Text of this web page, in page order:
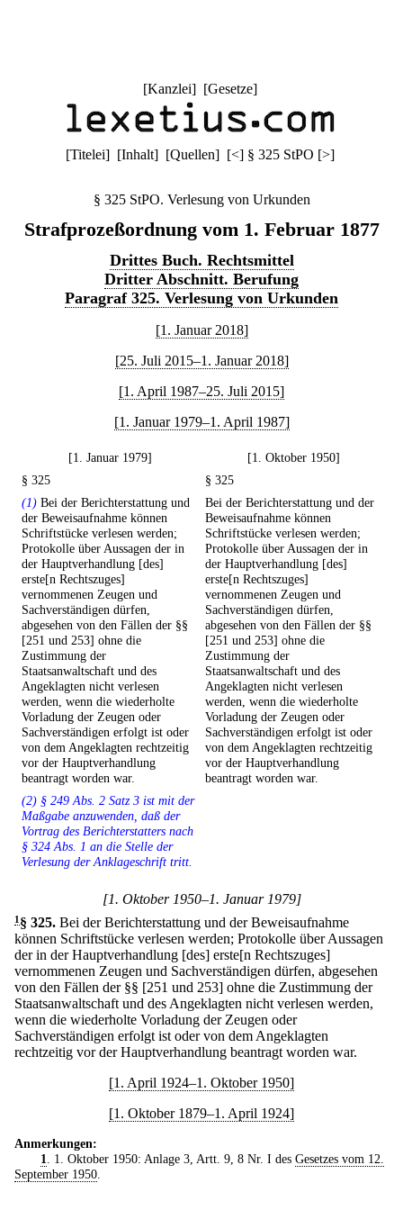
[Kanzlei] [Gesetze]
[Titelei] [Inhalt] [Quellen] [<] § 325 StPO [>]
§ 325 StPO. Verlesung von Urkunden
Strafprozeßordnung vom 1. Februar 1877
Drittes Buch. Rechtsmittel
Dritter Abschnitt. Berufung
Paragraf 325. Verlesung von Urkunden
[1. Januar 2018]
[25. Juli 2015–1. Januar 2018]
[1. April 1987–25. Juli 2015]
[1. Januar 1979–1. April 1987]
[1. Januar 1979]
[1. Oktober 1950]
§ 325
§ 325
(1) Bei der Berichterstattung und
der Beweisaufnahme können
Schriftstücke verlesen werden;
Protokolle über Aussagen der in
der Hauptverhandlung [des]
erste[n Rechtszuges]
vernommenen Zeugen und
Sachverständigen dürfen,
abgesehen von den Fällen der §§
[251 und 253] ohne die
Zustimmung der
Staatsanwaltschaft und des
Angeklagten nicht verlesen
werden, wenn die wiederholte
Vorladung der Zeugen oder
Sachverständigen erfolgt ist oder
von dem Angeklagten rechtzeitig
vor der Hauptverhandlung
beantragt worden war.
Bei der Berichterstattung und der
Beweisaufnahme können
Schriftstücke verlesen werden;
Protokolle über Aussagen der in
der Hauptverhandlung [des]
erste[n Rechtszuges]
vernommenen Zeugen und
Sachverständigen dürfen,
abgesehen von den Fällen der §§
[251 und 253] ohne die
Zustimmung der
Staatsanwaltschaft und des
Angeklagten nicht verlesen
werden, wenn die wiederholte
Vorladung der Zeugen oder
Sachverständigen erfolgt ist oder
von dem Angeklagten rechtzeitig
vor der Hauptverhandlung
beantragt worden war.
(2) § 249 Abs. 2 Satz 3 ist mit der
Maßgabe anzuwenden, daß der
Vortrag des Berichterstatters nach
§ 324 Abs. 1 an die Stelle der
Verlesung der Anklageschrift tritt.
[1. Oktober 1950–1. Januar 1979]
1§ 325. Bei der Berichterstattung und der Beweisaufnahme
können Schriftstücke verlesen werden; Protokolle über Aussagen
der in der Hauptverhandlung [des] erste[n Rechtszuges]
vernommenen Zeugen und Sachverständigen dürfen, abgesehen
von den Fällen der §§ [251 und 253] ohne die Zustimmung der
Staatsanwaltschaft und des Angeklagten nicht verlesen werden,
wenn die wiederholte Vorladung der Zeugen oder
Sachverständigen erfolgt ist oder von dem Angeklagten
rechtzeitig vor der Hauptverhandlung beantragt worden war.
[1. April 1924–1. Oktober 1950]
[1. Oktober 1879–1. April 1924]
Anmerkungen:
1. 1. Oktober 1950: Anlage 3, Artt. 9, 8 Nr. I des Gesetzes vom 12.
September 1950.